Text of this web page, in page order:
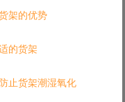
架的优势
的货架
止货架潮湿氧化